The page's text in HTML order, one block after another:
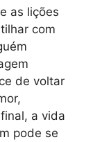
as lições
com
de voltar
a vida
pode se